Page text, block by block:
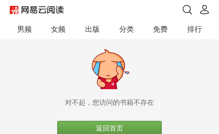
男频 女频 出版 分类 免费 排行
对不起，您访问的书籍不存在
返回首页